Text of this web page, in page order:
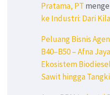
Pratama, PT
ke Industri: Dari
Peluang Bisnis
B40–B50 – Afna
Ekosistem
Sawit hingga